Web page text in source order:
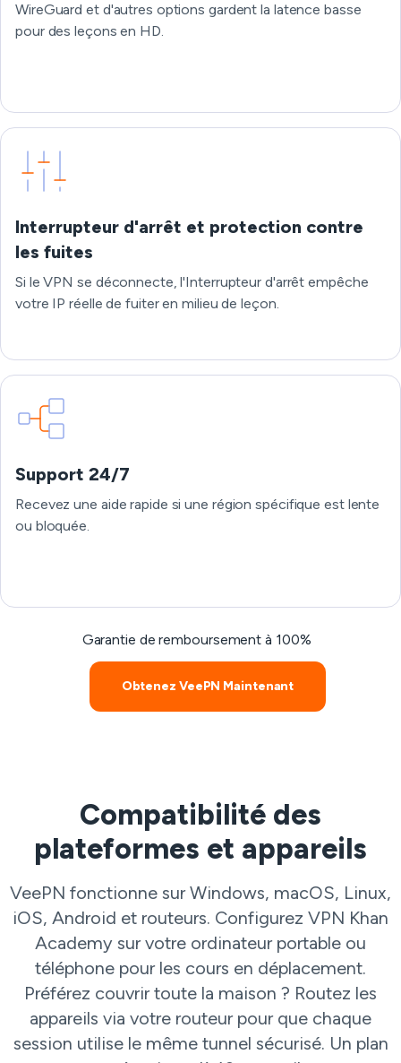
WireGuard et d'autres options gardent la latence basse
pour des leçons en HD.
Interrupteur d'arrêt et protection contre
les fuites
Si le VPN se déconnecte, l'Interrupteur d'arrêt empêche
votre IP réelle de fuiter en milieu de leçon.
Support 24/7
Recevez une aide rapide si une région spécifique est lente
ou bloquée.
Garantie de remboursement à 100%
Obtenez VeePN Maintenant
Compatibilité des
plateformes et appareils
VeePN fonctionne sur Windows, macOS, Linux,
iOS, Android et routeurs. Configurez VPN Khan
Academy sur votre ordinateur portable ou
téléphone pour les cours en déplacement.
Préférez couvrir toute la maison ? Routez les
appareils via votre routeur pour que chaque
session utilise le même tunnel sécurisé. Un plan